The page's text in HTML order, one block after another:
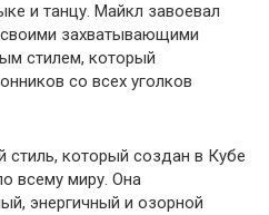
и танцу. Майкл завоевал
захватывающими
стилем, который
со всех уголков
стиль, который создан в Кубе
всему миру. Она
энергичный и озорной